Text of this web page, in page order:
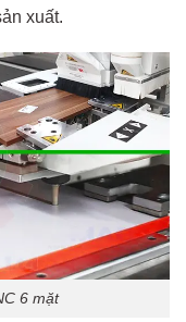
xuất.
6 mặt